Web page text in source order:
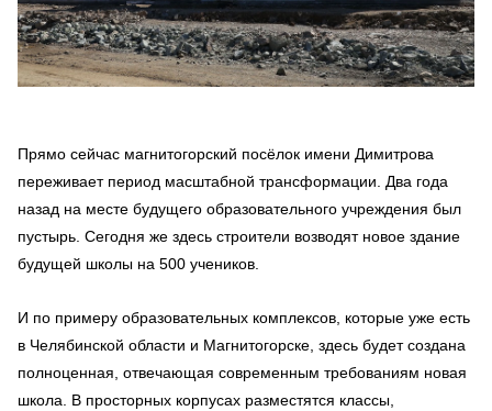
Прямо сейчас магнитогорский посёлок имени Димитрова
переживает период масштабной трансформации. Два года
назад на месте будущего образовательного учреждения был
пустырь. Сегодня же здесь строители возводят новое здание
будущей школы на 500 учеников.
И по примеру образовательных комплексов, которые уже есть
в Челябинской области и Магнитогорске, здесь будет создана
полноценная, отвечающая современным требованиям новая
школа. В просторных корпусах разместятся классы,